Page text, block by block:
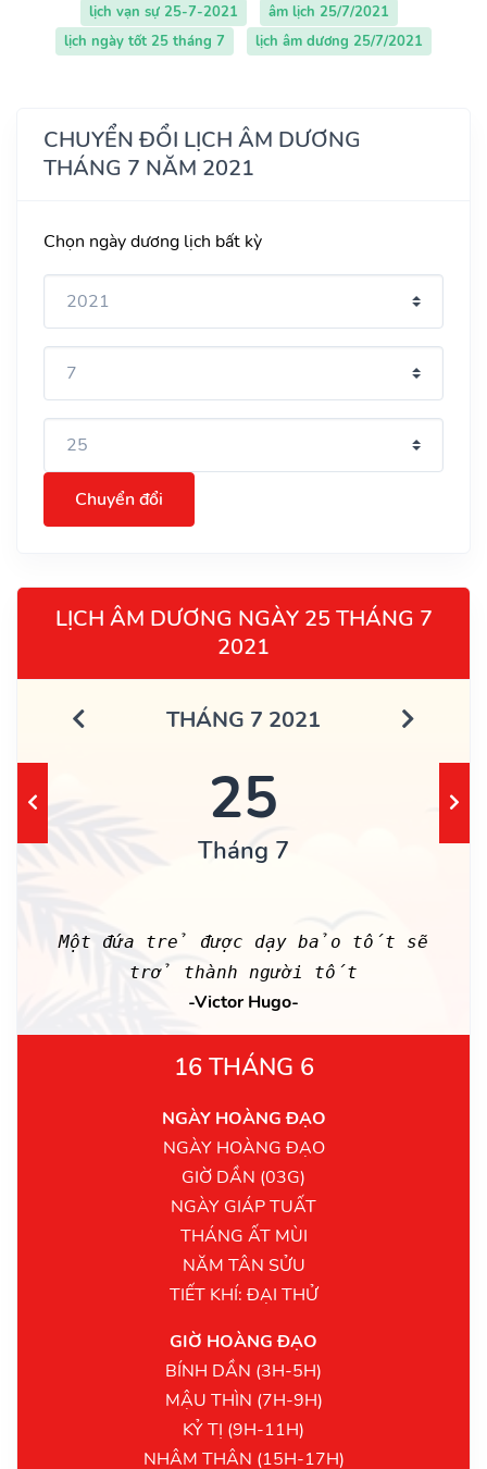
lịch vạn sự 25-7-2021
âm lịch 25/7/2021
lịch ngày tốt 25 tháng 7
lịch âm dương 25/7/2021
CHUYỂN ĐỔI LỊCH ÂM DƯƠNG
THÁNG 7 NĂM 2021
Chọn ngày dương lịch bất kỳ
Chuyển đổi
LỊCH ÂM DƯƠNG NGÀY 25 THÁNG 7
2021
THÁNG 7 2021
25
Tháng 7
Một đứa trẻ được dạy bảo tốt sẽ
trở thành người tốt
-Victor Hugo-
16 THÁNG 6
NGÀY HOÀNG ĐẠO
NGÀY HOÀNG ĐẠO
GIỜ DẦN (03G)
NGÀY GIÁP TUẤT
THÁNG ẤT MÙI
NĂM TÂN SỬU
TIẾT KHÍ: ĐẠI THỬ
GIỜ HOÀNG ĐẠO
BÍNH DẦN (3H-5H)
MẬU THÌN (7H-9H)
KỶ TỊ (9H-11H)
NHÂM THÂN (15H-17H)